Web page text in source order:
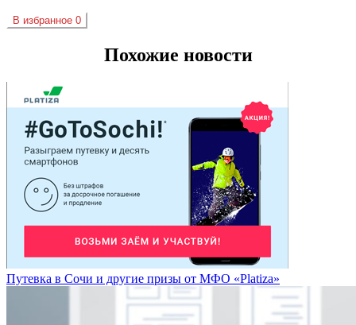
В избранное 0
Похожие новости
Путевка в Сочи и другие призы от МФО «Platiza»